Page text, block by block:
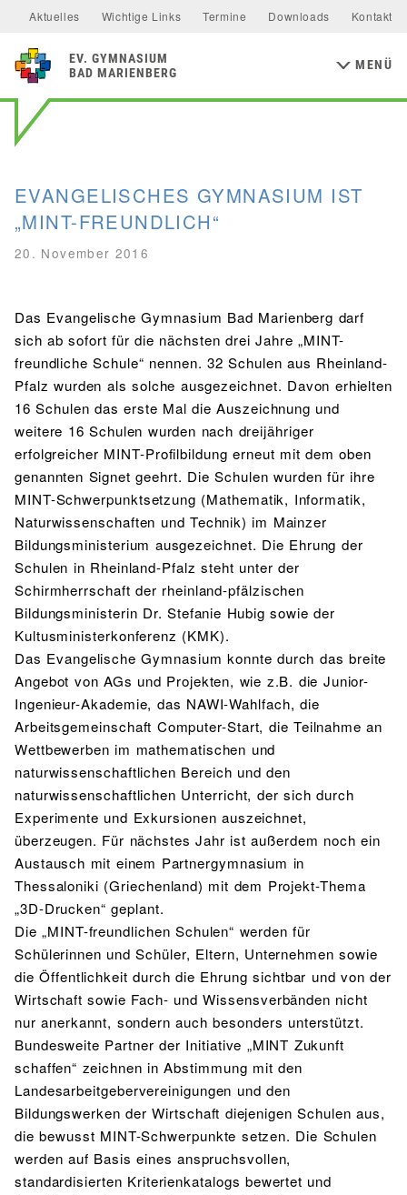
Aktuelles Wichtige Links Termine Downloads Kontakt
EV GYMNASIUM
BAD MARIENBERG
MENÜ
Mensa & Bistro
Speiseplan
Ernährungskonzept
Flüchtlingsarbeit
Inklusion
Schulsanitätsdienst
Bildungs- und Kulturforum
MINT-freundliche Schule
PERSONEN
Schulleitung
Kollegium
Funktionen & Aufgabenbereiche
SV
Aktuelles Utho Ngathi
Bibliothek Bibliothekskatalog
Schulbuchausleihe
Lehrmittelfreiheit
Buchempfehlungen
MENSA & BISTRO
Food Scouts
FAQs
Mathematik Physik
Chemie
Informatik Junior-Ingenieur-Akademie
Erdkunde Geschichte Sozialkunde
RELIGION & PHILOSOPHIE
MUSISCHE FÄCHER
Bildende Kunst Musik
SPORT
Sport als Leistungsfach Exkursionen
Wettkämpfe
Fachschaft
JtfO
MITTELSTUFE
Wahlfächer
MAINZER STUDIENSTUFE
Arbeiten im Westerwaldkreis
Aktuelles
Klassen 5 & 6
Klassen 7 & 8
Unterstützer & Förderer
Förderverein
Schulelternbeirat
Geschwister Renate Knautz & Erhard Heer-Stiftung
Kalender
EVANGELISCHES GYMNASIUM IST
„MINT-FREUNDLICH“
20. November 2016
Das Evangelische Gymnasium Bad Marienberg darf
sich ab sofort für die nächsten drei Jahre „MINT-
freundliche Schule“ nennen. 32 Schulen aus Rheinland-
Pfalz wurden als solche ausgezeichnet. Davon erhielten
16 Schulen das erste Mal die Auszeichnung und
weitere 16 Schulen wurden nach dreijähriger
erfolgreicher MINT-Profilbildung erneut mit dem oben
genannten Signet geehrt. Die Schulen wurden für ihre
MINT-Schwerpunktsetzung (Mathematik, Informatik,
Naturwissenschaften und Technik) im Mainzer
Bildungsministerium ausgezeichnet. Die Ehrung der
Schulen in Rheinland-Pfalz steht unter der
Schirmherrschaft der rheinland-pfälzischen
Bildungsministerin Dr. Stefanie Hubig sowie der
Kultusministerkonferenz (KMK).
Das Evangelische Gymnasium konnte durch das breite
Angebot von AGs und Projekten, wie z.B. die Junior-
Ingenieur-Akademie, das NAWI-Wahlfach, die
Arbeitsgemeinschaft Computer-Start, die Teilnahme an
Wettbewerben im mathematischen und
naturwissenschaftlichen Bereich und den
naturwissenschaftlichen Unterricht, der sich durch
Experimente und Exkursionen auszeichnet,
überzeugen. Für nächstes Jahr ist außerdem noch ein
Austausch mit einem Partnergymnasium in
Thessaloniki (Griechenland) mit dem Projekt-Thema
„3D-Drucken“ geplant.
Die „MINT-freundlichen Schulen“ werden für
Schülerinnen und Schüler, Eltern, Unternehmen sowie
die Öffentlichkeit durch die Ehrung sichtbar und von der
Wirtschaft sowie Fach- und Wissensverbänden nicht
nur anerkannt, sondern auch besonders unterstützt.
Bundesweite Partner der Initiative „MINT Zukunft
schaffen“ zeichnen in Abstimmung mit den
Landesarbeitgebervereinigungen und den
Bildungswerken der Wirtschaft diejenigen Schulen aus,
die bewusst MINT-Schwerpunkte setzen. Die Schulen
werden auf Basis eines anspruchsvollen,
standardisierten Kriterienkatalogs bewertet und